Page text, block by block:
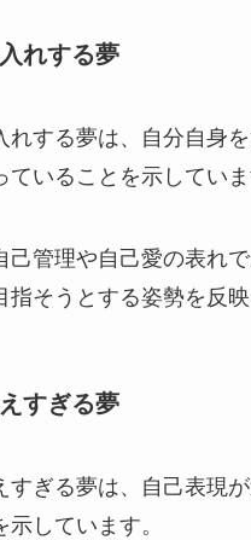
れする夢
れする夢は、自分自身
ていることを示していま
己管理や自己愛の表れ
指そうとする姿勢を反映
すぎる夢
すぎる夢は、自己表現
示しています。